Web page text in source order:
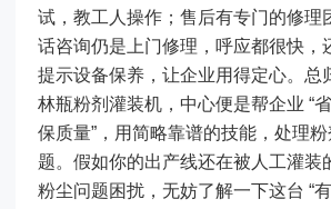
试，教工人操作；售后有专门的修理
话咨询仍是上门修理，呼应都很快，
提示设备保养，让企业用得定心。总
林瓶粉剂灌装机，中心便是帮企业 “
保质量”，用简略靠谱的技能，处理
题。假如你的出产线还在被人工灌装
粉尘问题困扰，无妨了解一下这台 “